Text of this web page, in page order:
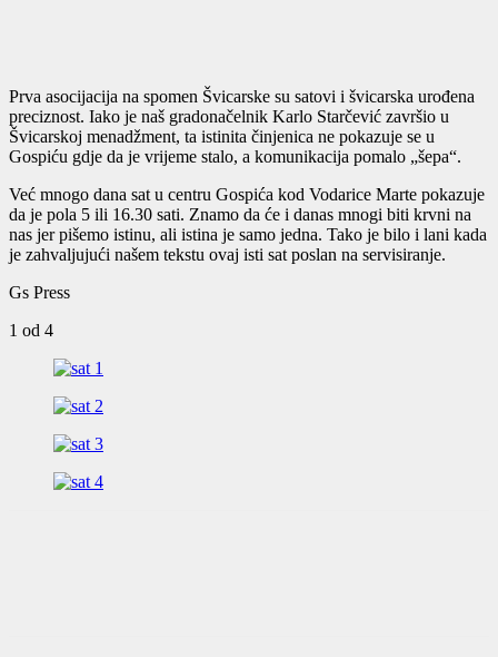
Prva asocijacija na spomen Švicarske su satovi i švicarska urođena
preciznost. Iako je naš gradonačelnik Karlo Starčević završio u
Švicarskoj menadžment, ta istinita činjenica ne pokazuje se u
Gospiću gdje da je vrijeme stalo, a komunikacija pomalo „šepa“.
Već mnogo dana sat u centru Gospića kod Vodarice Marte pokazuje
da je pola 5 ili 16.30 sati. Znamo da će i danas mnogi biti krvni na
nas jer pišemo istinu, ali istina je samo jedna. Tako je bilo i lani kada
je zahvaljujući našem tekstu ovaj isti sat poslan na servisiranje.
Gs Press
1 od 4